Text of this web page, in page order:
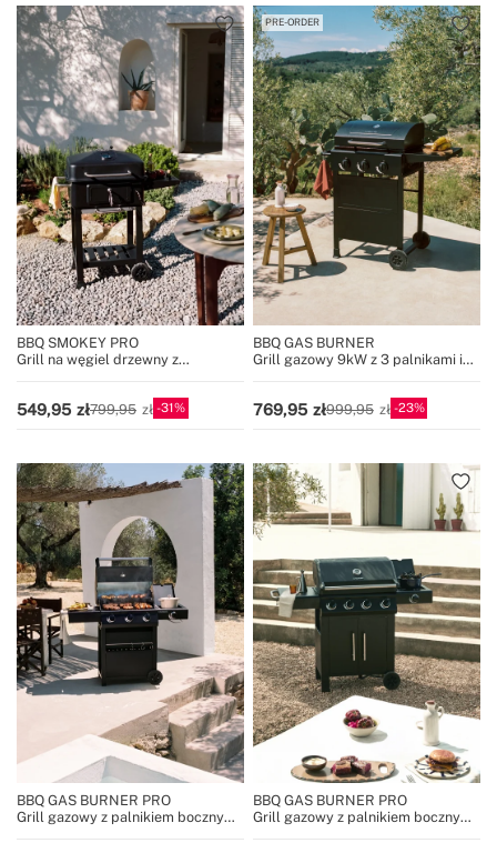
BBQ SMOKEY PRO
Grill na węgiel drzewny z
549,95 799,95 31
PRE-ORDER
BBQ GAS BURNER
Grill gazowy 9kW z 3 palnikami i
769,95 999,95 23
BBQ GAS BURNER PRO
Grill gazowy z palnikiem bocznym i
BBQ GAS BURNER PRO
Grill gazowy z palnikiem bocznym i